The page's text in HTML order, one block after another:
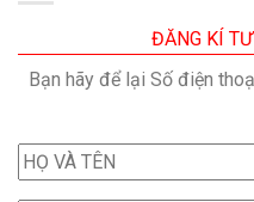
ĐĂNG KÍ
Bạn hãy để lại Số điện